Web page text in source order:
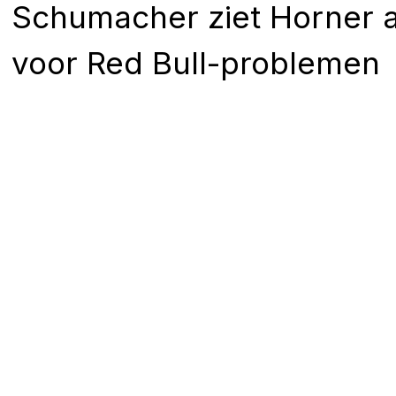
Schumacher ziet Horner
voor Red Bull-problemen